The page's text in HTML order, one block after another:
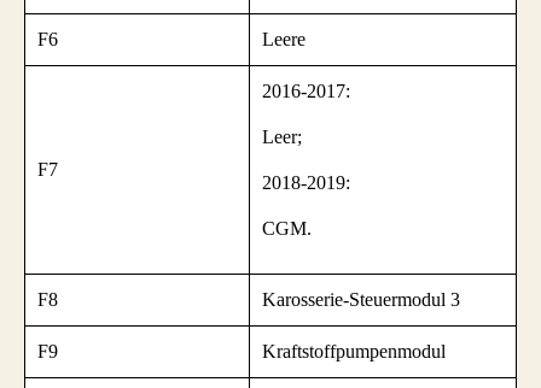
F6 Leere
F7
2016-2017:
Leer;
2018-2019:
CGM.
F8 Karosserie-Steuermodul 3
F9 Kraftstoffpumpenmodul